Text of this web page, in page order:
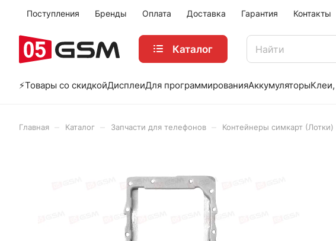
Поступления Бренды Оплата Доставка Гарантия Контакты
Каталог
⚡️Товары со скидкойДисплеиДля программированияАккумуляторы
Главная Каталог Запчасти для телефонов Контейнеры симкарт (Лотки)